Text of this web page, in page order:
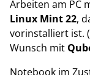
Arbeiten am PC
Linux Mint 22,
vorinstalliert ist.
Wunsch mit
Notebook im